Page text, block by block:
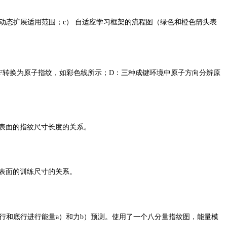
态扩展适用范围； c） 自适应学习框架的流程图（绿色和橙色箭头表
换为原子指纹，如彩色线所示； D：三种成键环境中原子方向分辨原
的指纹尺寸长度的关系。
的训练尺寸的关系。
底行进行能量a）和力b）预测。使用了一个八分量指纹图，能量模